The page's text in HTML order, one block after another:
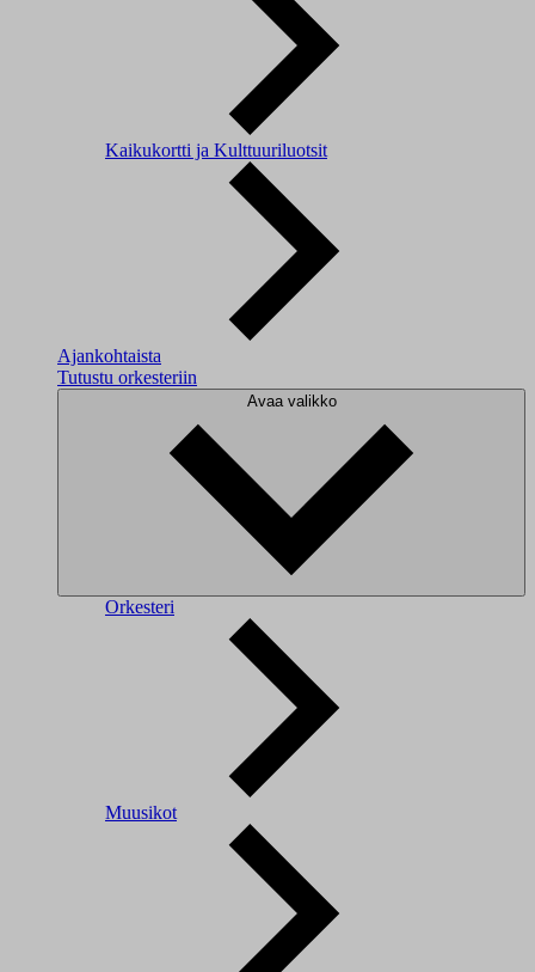
Kaikukortti ja Kulttuuriluotsit
Ajankohtaista
Tutustu orkesteriin
Avaa valikko
Orkesteri
Muusikot